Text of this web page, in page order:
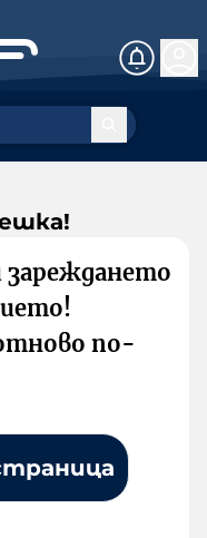
зареждането
по-